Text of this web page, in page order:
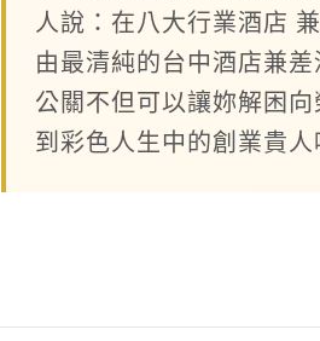
人說：在八大行業酒店
由最清純的台中酒店兼
公關不但可以讓妳解困
到彩色人生中的創業貴人